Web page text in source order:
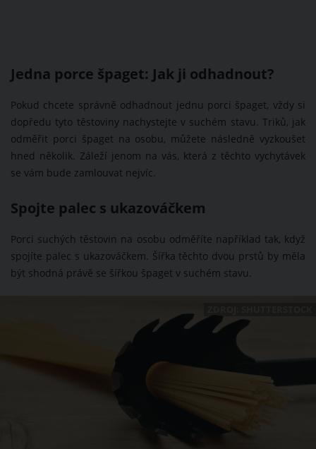
Jedna porce špaget: Jak ji odhadnout?
Pokud chcete správně odhadnout jednu porci špaget, vždy si
dopředu tyto těstoviny nachystejte v suchém stavu. Triků, jak
odměřit porci špaget na osobu, můžete následně vyzkoušet
hned několik. Záleží jenom na vás, která z těchto vychytávek
se vám bude zamlouvat nejvíc.
Spojte palec s ukazováčkem
Porci suchých těstovin na osobu odměříte například tak, když
spojíte palec s ukazováčkem. Šířka těchto dvou prstů by měla
být shodná právě se šířkou špaget v suchém stavu.